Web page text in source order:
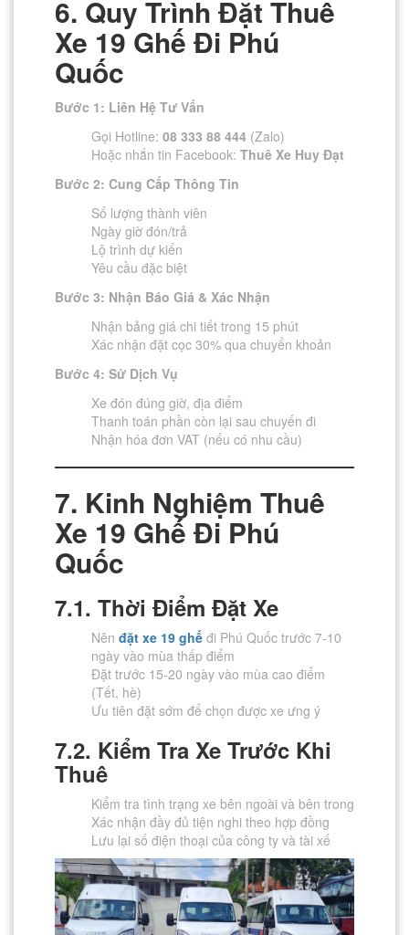
6. Quy Trình Đặt Thuê
Xe 19 Ghế Đi Phú
Quốc
Bước 1: Liên Hệ Tư Vấn
Gọi Hotline: 08 333 88 444 (Zalo)
Hoặc nhắn tin Facebook: Thuê Xe Huy Đạt
Bước 2: Cung Cấp Thông Tin
Số lượng thành viên
Ngày giờ đón/trả
Lộ trình dự kiến
Yêu cầu đặc biệt
Bước 3: Nhận Báo Giá & Xác Nhận
Nhận bảng giá chi tiết trong 15 phút
Xác nhận đặt cọc 30% qua chuyển khoản
Bước 4: Sử Dịch Vụ
Xe đón đúng giờ, địa điểm
Thanh toán phần còn lại sau chuyến đi
Nhận hóa đơn VAT (nếu có nhu cầu)
7. Kinh Nghiệm Thuê
Xe 19 Ghế Đi Phú
Quốc
7.1. Thời Điểm Đặt Xe
Nên đặt xe 19 ghế đi Phú Quốc trước 7-10
ngày vào mùa thấp điểm
Đặt trước 15-20 ngày vào mùa cao điểm
(Tết, hè)
Ưu tiên đặt sớm để chọn được xe ưng ý
7.2. Kiểm Tra Xe Trước Khi
Thuê
Kiểm tra tình trạng xe bên ngoài và bên trong
Xác nhận đầy đủ tiện nghi theo hợp đồng
Lưu lại số điện thoại của công ty và tài xế